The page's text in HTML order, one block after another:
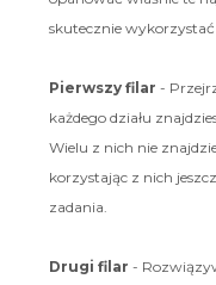
skutecznie
Pierwszy filar -
każdego działu
Wielu z nich nie
korzystając z nich
zadania.
Drugi filar -